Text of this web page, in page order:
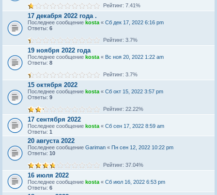
Рейтинг: 7.41%
17 декабря 2022 года .
Последнее сообщение kosta « Сб дек 17, 2022 6:16 pm
Ответы: 6
Рейтинг: 3.7%
19 ноября 2022 года
Последнее сообщение kosta « Вс ноя 20, 2022 1:22 am
Ответы: 8
Рейтинг: 3.7%
15 октября 2022
Последнее сообщение kosta « Сб окт 15, 2022 3:57 pm
Ответы: 9
Рейтинг: 22.22%
17 сентября 2022
Последнее сообщение kosta « Сб сен 17, 2022 8:59 am
Ответы: 1
20 августа 2022
Последнее сообщение Gariman « Пн сен 12, 2022 10:22 pm
Ответы: 10
Рейтинг: 37.04%
16 июля 2022
Последнее сообщение kosta « Сб июл 16, 2022 6:53 pm
Ответы: 6